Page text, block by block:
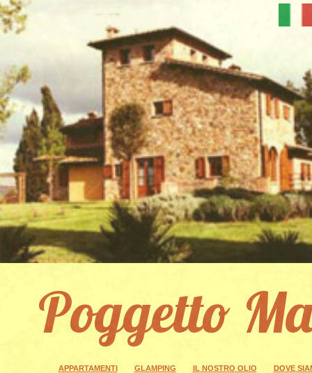
Poggetto
APPARTAMENTI GLAMPING IL NOSTRO OLIO DOVE